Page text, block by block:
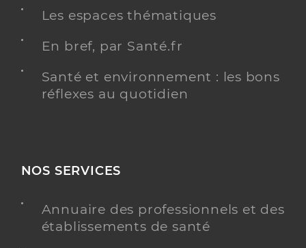
Les espaces thématiques
En bref, par Santé.fr
Santé et environnement : les bons
réflexes au quotidien
NOS SERVICES
Annuaire des professionnels et des
établissements de santé